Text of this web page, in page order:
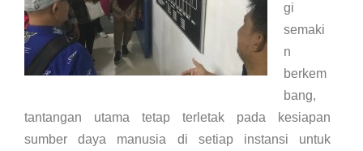
gi
semaki
n
berkem
bang,
tantangan utama tetap terletak pada kesiapan
sumber daya manusia di setiap instansi untuk